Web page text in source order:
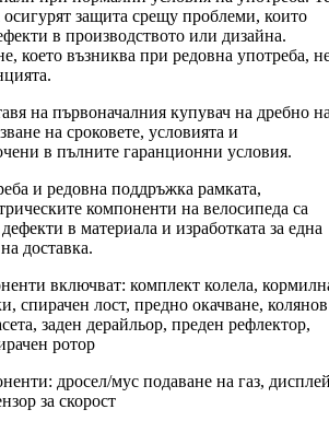
осигурят защита срещу проблеми, които
в производството или дизайна.
което възниква при редовна употреба,
на първоначалния купувач на дребно
на сроковете, условията и
в пълните гаранционни условия.
и редовна поддръжка рамката,
компоненти на велосипеда са
в материала и изработката за една
доставка.
включват: комплект колела,
спирачен лост, предно окачване, колянов
заден дерайльор, преден рефлектор,
ротор
дросел/мус подаване на газ,
за скорост